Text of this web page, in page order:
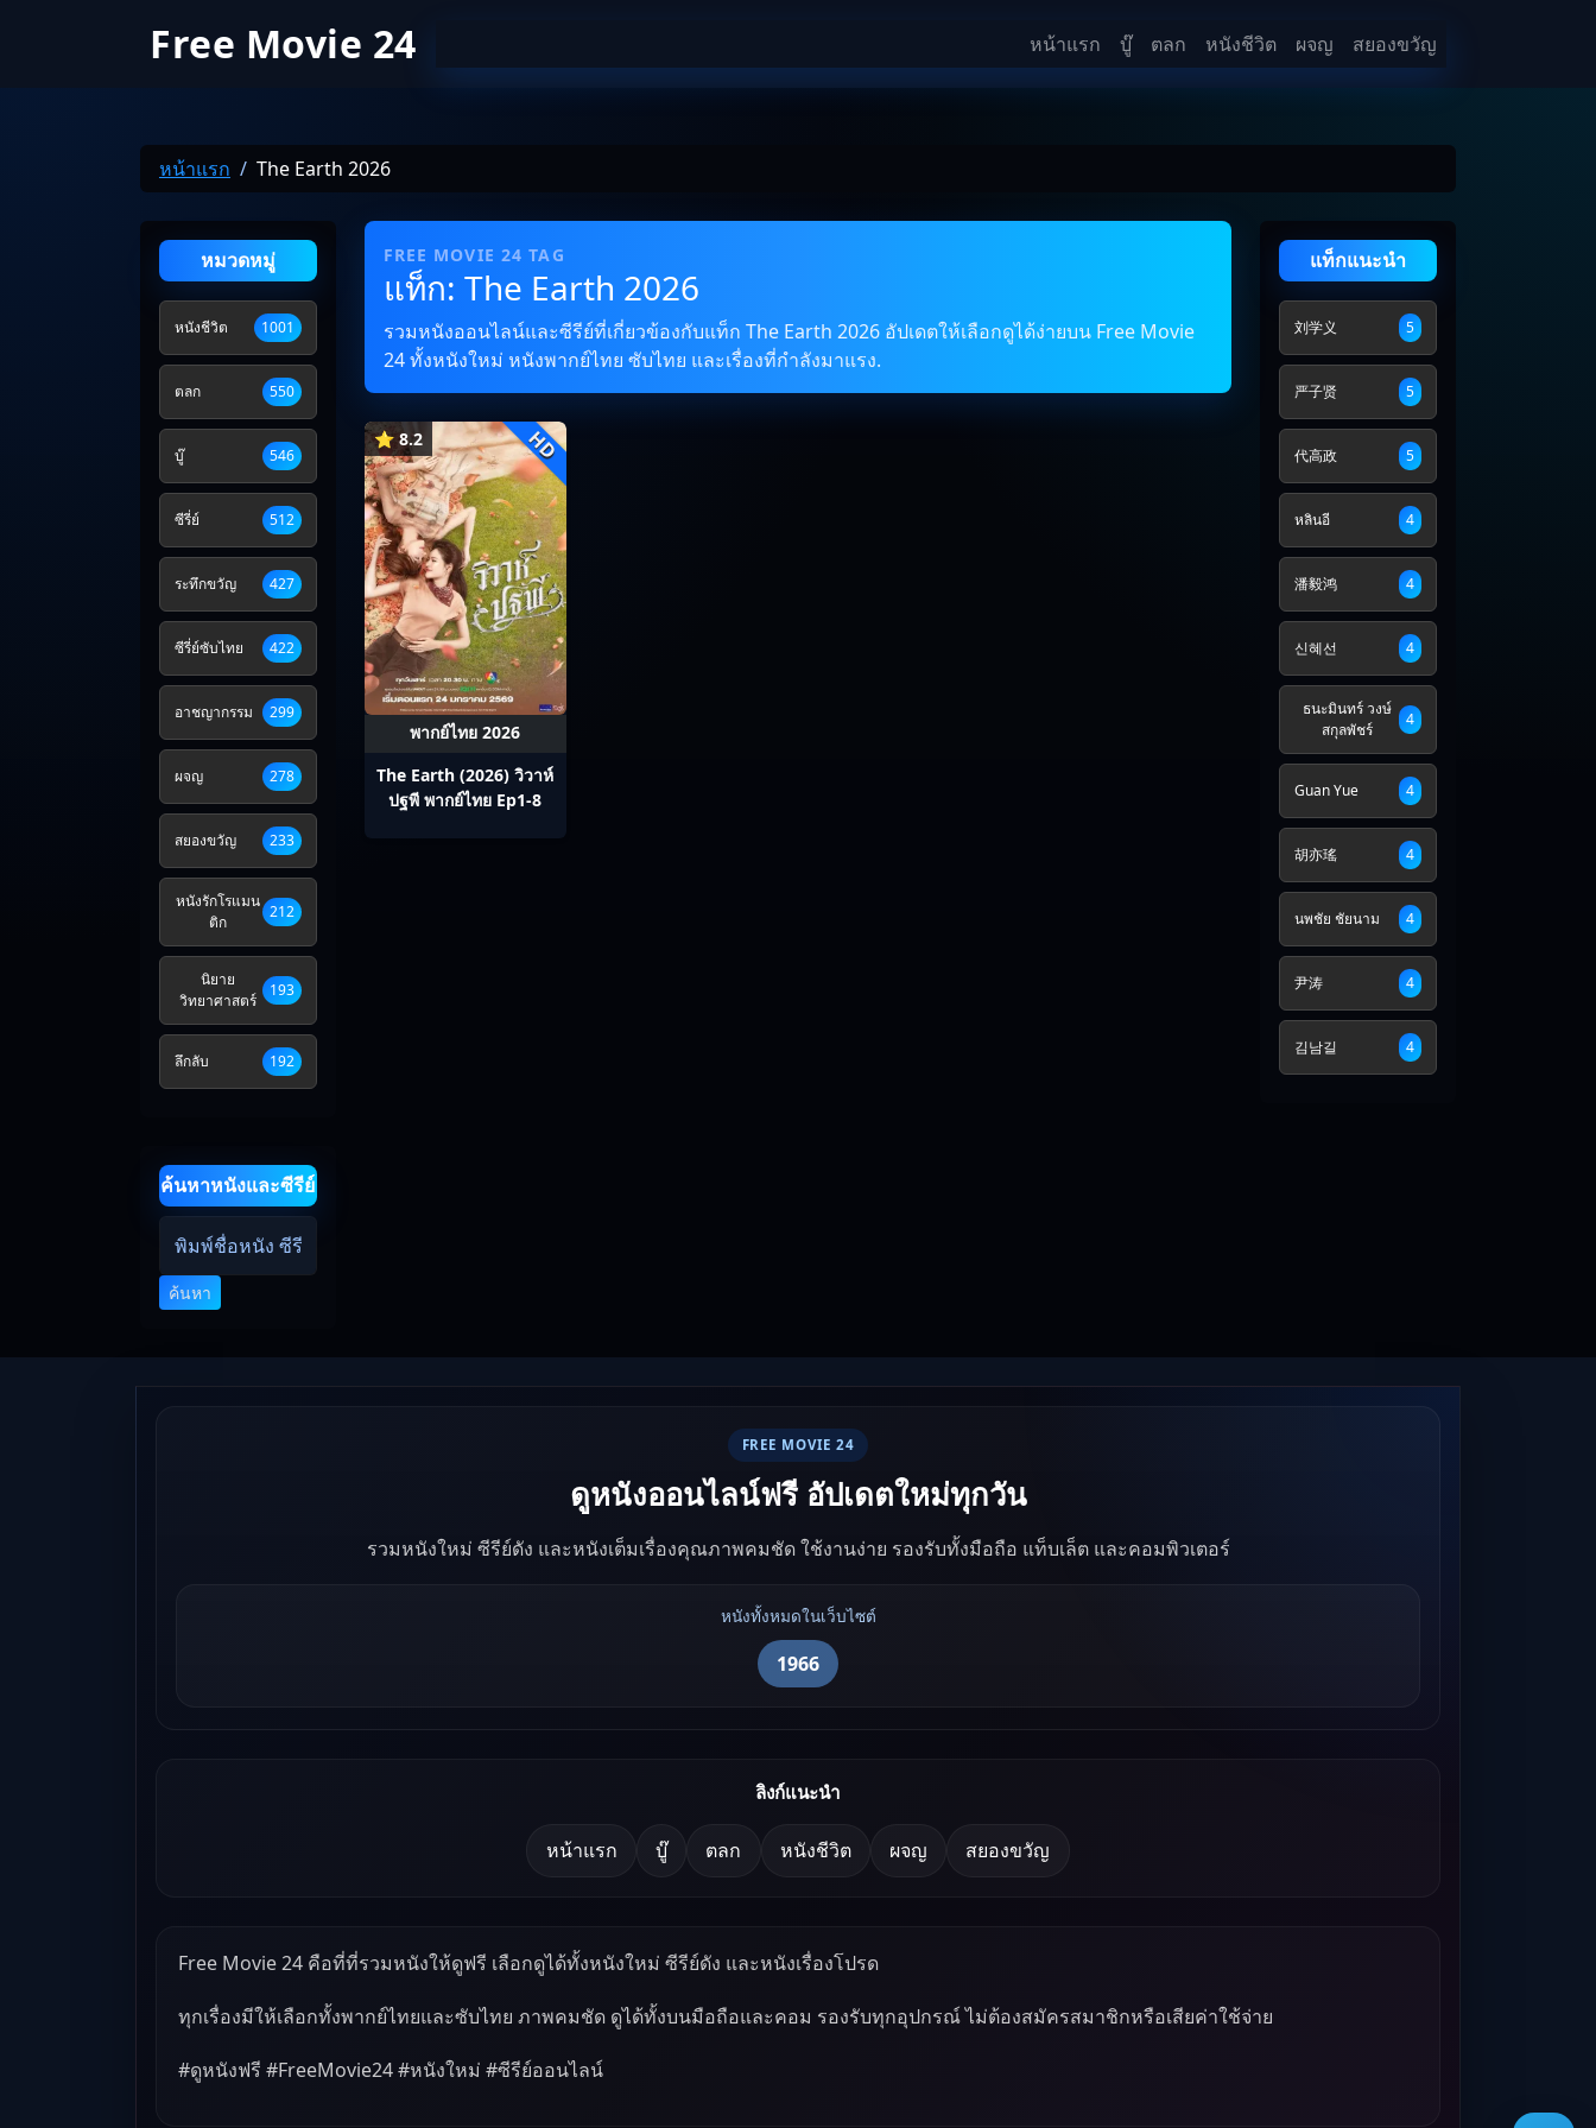
Free Movie 24 หน้าแรก บู๊ ตลก หนังชีวิต ผจญ สยองขวัญ
หน้าแรก The Earth 2026
หมวดหมู่
หนังชีวิต 1001
ตลก 550
บู๊ 546
ซีรี่ย์ 512
ระทึกขวัญ 427
ซีรี่ย์ซับไทย 422
อาชญากรรม 299
ผจญ 278
สยองขวัญ 233
หนังรักโรแมน
ติก
212
นิยาย
วิทยาศาสตร์
193
ลึกลับ 192
ค้นหาหนังและซีรีย์
ค้นหา
FREE MOVIE 24 TAG
แท็ก: The Earth 2026
รวมหนังออนไลน์และซีรีย์ที่เกี่ยวข้องกับแท็ก The Earth 2026 อัปเดตให้เลือกดูได้ง่ายบน Free Movie
24 ทั้งหนังใหม่ หนังพากย์ไทย ซับไทย และเรื่องที่กำลังมาแรง.
⭐ 8.2 HD
พากย์ไทย 2026
The Earth (2026) วิวาห์
ปฐพี พากย์ไทย Ep1-8
แท็กแนะนำ
刘学义 5
严子贤 5
代高政 5
หลินอี 4
潘毅鸿 4
신혜선 4
ธนะมินทร์ วงษ์
สกุลพัชร์
4
Guan Yue 4
胡亦瑤 4
นพชัย ชัยนาม 4
尹涛 4
김남길 4
FREE MOVIE 24
ดูหนังออนไลน์ฟรี อัปเดตใหม่ทุกวัน
รวมหนังใหม่ ซีรีย์ดัง และหนังเต็มเรื่องคุณภาพคมชัด ใช้งานง่าย รองรับทั้งมือถือ แท็บเล็ต และคอมพิวเตอร์
หนังทั้งหมดในเว็บไซต์
1966
ลิงก์แนะนำ
หน้าแรก บู๊ ตลก หนังชีวิต ผจญ สยองขวัญ
Free Movie 24 คือที่ที่รวมหนังให้ดูฟรี เลือกดูได้ทั้งหนังใหม่ ซีรีย์ดัง และหนังเรื่องโปรด
ทุกเรื่องมีให้เลือกทั้งพากย์ไทยและซับไทย ภาพคมชัด ดูได้ทั้งบนมือถือและคอม รองรับทุกอุปกรณ์ ไม่ต้องสมัครสมาชิกหรือเสียค่าใช้จ่าย
#ดูหนังฟรี #FreeMovie24 #หนังใหม่ #ซีรีย์ออนไลน์